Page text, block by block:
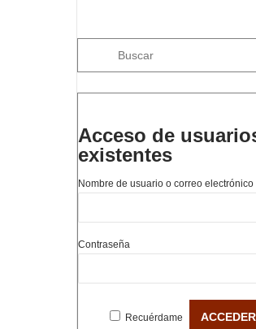
Acceso de
existentes
Nombre de usuario o correo electrónico
Contraseña
Recuérdame